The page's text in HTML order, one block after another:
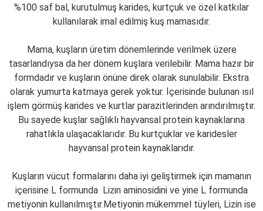
%100 saf bal, kurutulmuş karides, kurtçuk ve özel katkılar
kullanılarak imal edilmiş kuş mamasıdır.
Mama, kuşların üretim dönemlerinde verilmek üzere
tasarlandıysa da her dönem kuşlara verilebilir. Mama hazır bir
formdadır ve kuşların önüne direk olarak sunulabilir. Ekstra
olarak yumurta katmaya gerek yoktur. İçerisinde bulunan ısıl
işlem görmüş karides ve kurtlar parazitlerinden arındırılmıştır.
Bu sayede kuşlar sağlıklı hayvansal protein kaynaklarına
rahatlıkla ulaşacaklarıdır. Bu kurtçuklar ve karidesler
hayvansal protein kaynaklarıdır.
Kuşların vücut formalarını daha iyi geliştirmek için mamanın
içerisine L formunda Lizin aminosidini ve yine L formunda
metiyonin kullanılmıştır.Metiyonin mükemmel tüyleri, Lizin ise